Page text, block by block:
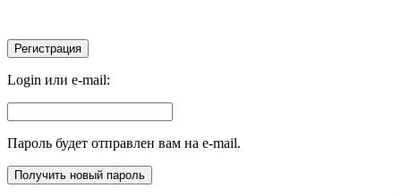
Login или e-mail:
Пароль будет отправлен вам на e-mail.